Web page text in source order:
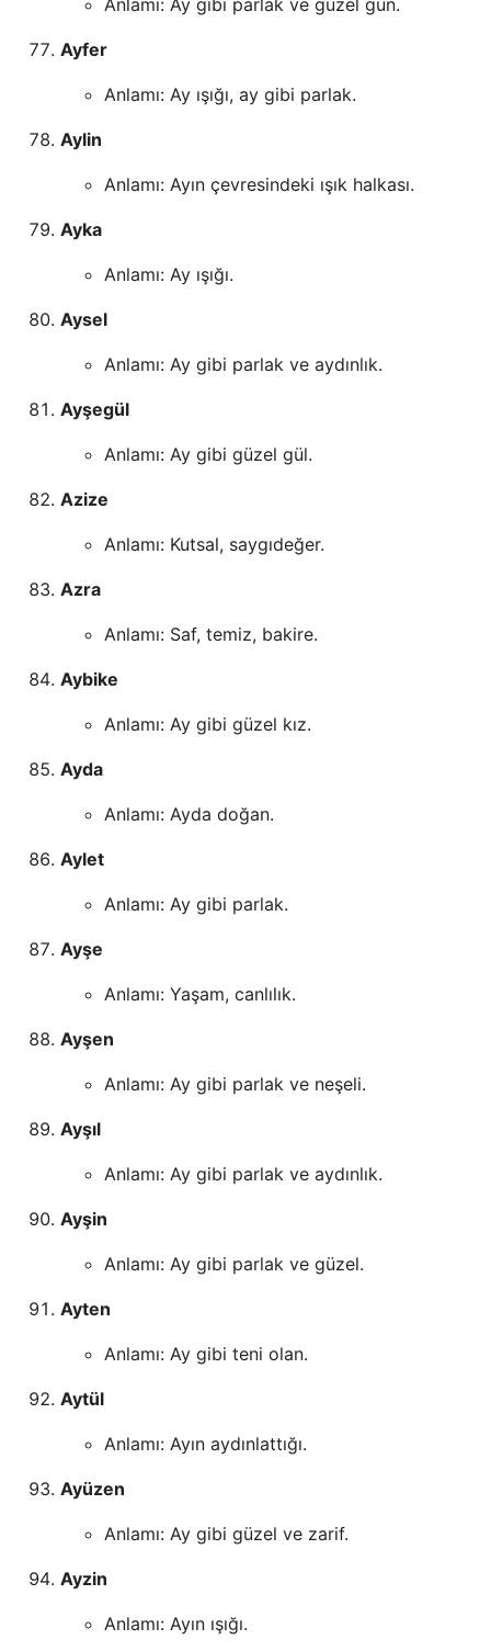
Anlamı: Ay gibi parlak ve güzel gün.
Ayfer
Anlamı: Ay ışığı, ay gibi parlak.
Aylin
Anlamı: Ayın çevresindeki ışık halkası.
Ayka
Anlamı: Ay ışığı.
Aysel
Anlamı: Ay gibi parlak ve aydınlık.
Ayşegül
Anlamı: Ay gibi güzel gül.
Azize
Anlamı: Kutsal, saygıdeğer.
Azra
Anlamı: Saf, temiz, bakire.
Aybike
Anlamı: Ay gibi güzel kız.
Ayda
Anlamı: Ayda doğan.
Aylet
Anlamı: Ay gibi parlak.
Ayşe
Anlamı: Yaşam, canlılık.
Ayşen
Anlamı: Ay gibi parlak ve neşeli.
Ayşıl
Anlamı: Ay gibi parlak ve aydınlık.
Ayşin
Anlamı: Ay gibi parlak ve güzel.
Ayten
Anlamı: Ay gibi teni olan.
Aytül
Anlamı: Ayın aydınlattığı.
Ayüzen
Anlamı: Ay gibi güzel ve zarif.
Ayzin
Anlamı: Ayın ışığı.